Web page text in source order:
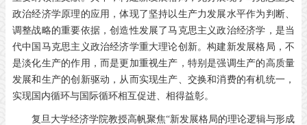
政治经济学原理的应用，体现了坚持以生产力发展水平作为判断、
调整战略的重要依据，创造性发展了马克思主义政治经济学，是当
代中国马克思主义政治经济学重大理论创新。构建新发展格局，不
是淡化生产的作用，而是更加重视生产，特别是强调生产的高质量
发展和生产的创新驱动，从而实现生产、交换和消费的有机统一，
实现国内循环与国际循环相互促进、相得益彰。
复旦大学经济学院教授高帆聚焦“新发展格局的理论逻辑与形成